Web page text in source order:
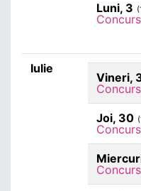
Luni, 3
Iulie
Vineri,
Joi, 30